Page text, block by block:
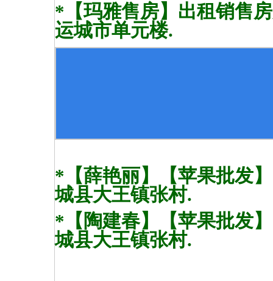
*【玛雅售房】出租销售
运城市单元楼.
*【薛艳丽】【苹果批发
城县大王镇张村.
*【陶建春】【苹果批发
城县大王镇张村.